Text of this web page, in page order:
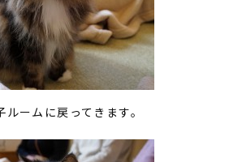
ームに戻ってきます。